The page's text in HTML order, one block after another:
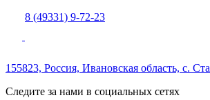
8 (49331) 9-72-23
155823, Россия, Ивановская область, с.
Следите за нами в социальных сетях